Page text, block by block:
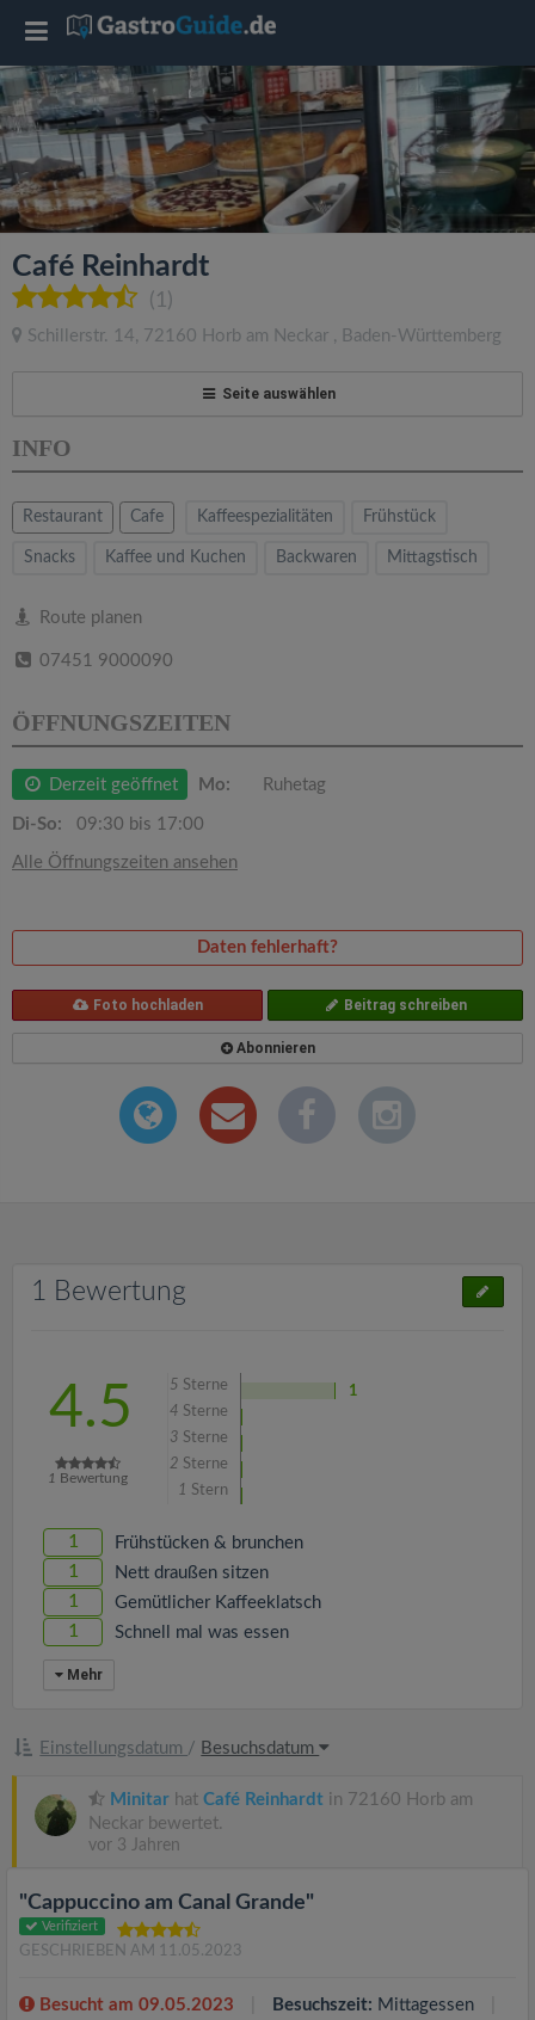
Café Reinhardt
(1)
Schillerstr. 14, 72160 Horb am Neckar , Baden-Württemberg
Seite auswählen
INFO
Restaurant Cafe Kaffeespezialitäten Frühstück
Snacks Kaffee und Kuchen Backwaren Mittagstisch
Route planen
07451 9000090
ÖFFNUNGSZEITEN
Derzeit geöffnet Mo: Ruhetag
Di-So: 09:30 bis 17:00
Alle Öffnungszeiten ansehen
Daten fehlerhaft?
Foto hochladen Beitrag schreiben
Abonnieren
1 Bewertung
4.5
1 Bewertung
5 Sterne
1
4 Sterne
3 Sterne
2 Sterne
1 Stern
1 Frühstücken & brunchen
1 Nett draußen sitzen
1 Gemütlicher Kaffeeklatsch
1 Schnell mal was essen
Mehr
Einstellungsdatum / Besuchsdatum
Minitar hat Café Reinhardt in 72160 Horb am
Neckar bewertet.
vor 3 Jahren
"Cappuccino am Canal Grande"
Verifiziert
GESCHRIEBEN AM 11.05.2023
Besucht am 09.05.2023 Besuchszeit: Mittagessen
T
o
g
g
l
e
a
v
g
a
t
i